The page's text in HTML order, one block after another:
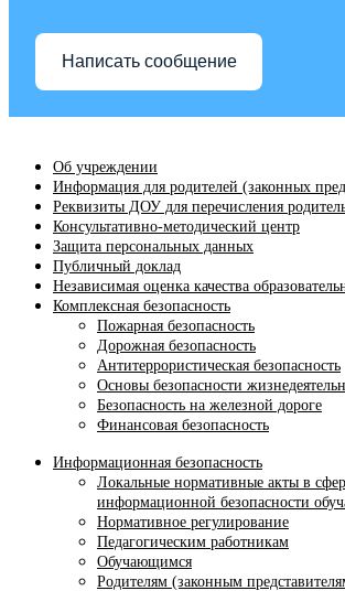
Написать сообщение
Об учреждении
Информация для родителей (законных
Реквизиты ДОУ для перечисления
Консультативно-методический центр
Защита персональных данных
Публичный доклад
Независимая оценка качества
Комплексная безопасность
Пожарная безопасность
Дорожная безопасность
Антитеррористическая безопасность
Основы безопасности
Безопасность на железной дороге
Финансовая безопасность
Информационная безопасность
Локальные нормативные акты в
информационной безопасности
Нормативное регулирование
Педагогическим работникам
Обучающимся
Родителям (законным